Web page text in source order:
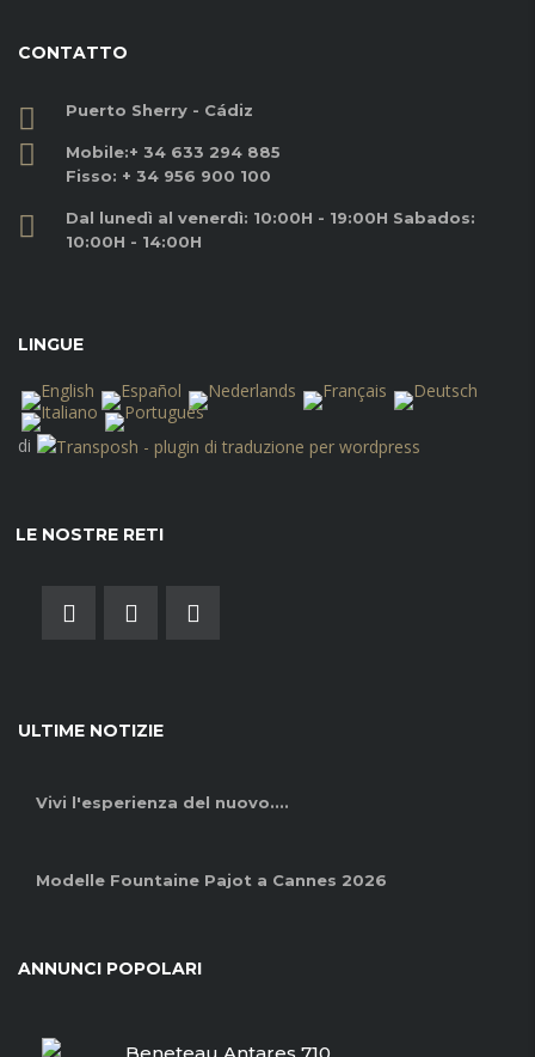
CONTATTO
Puerto Sherry - Cádiz
Mobile:+ 34 633 294 885
Fisso: + 34 956 900 100
Dal lunedì al venerdì: 10:00H - 19:00H Sabados:
10:00H - 14:00H
LINGUE
di
LE NOSTRE RETI
ULTIME NOTIZIE
Vivi l'esperienza del nuovo....
Modelle Fountaine Pajot a Cannes 2026
ANNUNCI POPOLARI